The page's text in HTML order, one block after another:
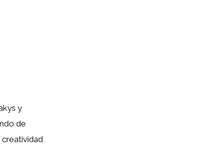
y
de
creatividad